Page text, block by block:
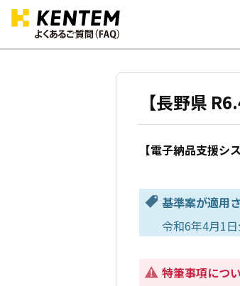
【長野県
【電子納品支援シ
基準案が適用
令和6年4月1
特筆事項につ